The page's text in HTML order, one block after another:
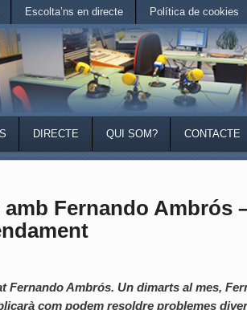
Escolta’ns en directe Política de cookies
DIRECTE QUI SOM? CONTACTE
amb Fernando Ambrós
Fernando Ambrós. Un dimarts al mes,
com podem resoldre problemes